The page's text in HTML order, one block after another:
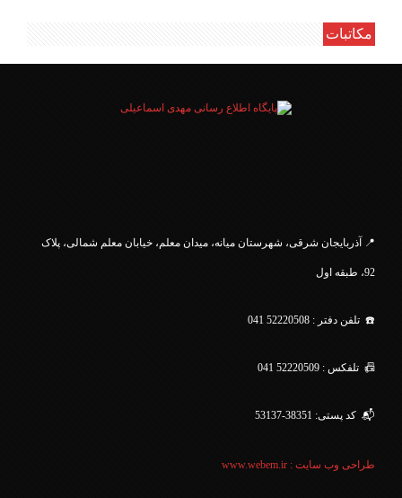
مکاتبات
📍 آذربایجان شرقی، شهرستان میانه، میدان معلم، خیابان معلم شمالی، پلاک
92، طبقه اول
☎️ تلفن دفتر : 52220508 041
📠 تلفکس : 52220509 041
📬 کد پستی: 38351-53137
طراحی وب سایت : www.webem.ir